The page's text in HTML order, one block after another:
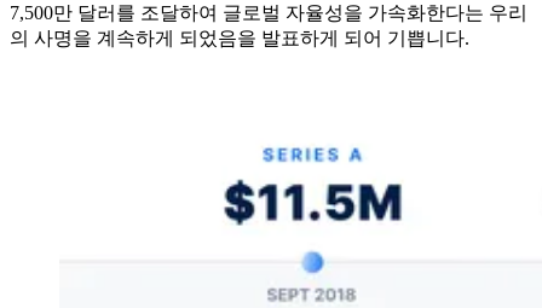
7,500만 달러를 조달하여 글로벌 자율성을 가속화한다는 우리
의 사명을 계속하게 되었음을 발표하게 되어 기쁩니다.